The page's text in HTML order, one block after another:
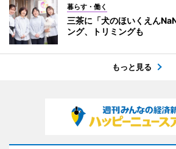
暮らす・働く
三茶に「犬のほいくえん
ング、トリミングも
もっと見る